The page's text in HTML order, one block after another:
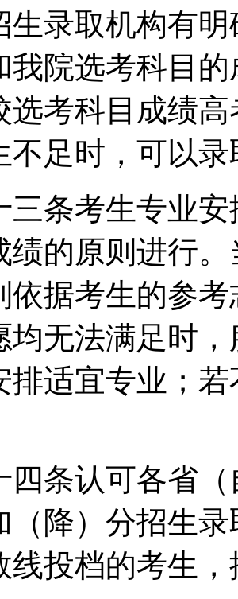
生录取机构有
我院选考科目
选考科目成绩
不足时，可以
考生专业安
绩的原则进行
依据考生的参
均无法满足时
排适宜专业；
认可各省（
（降）分招生
线投档的考生